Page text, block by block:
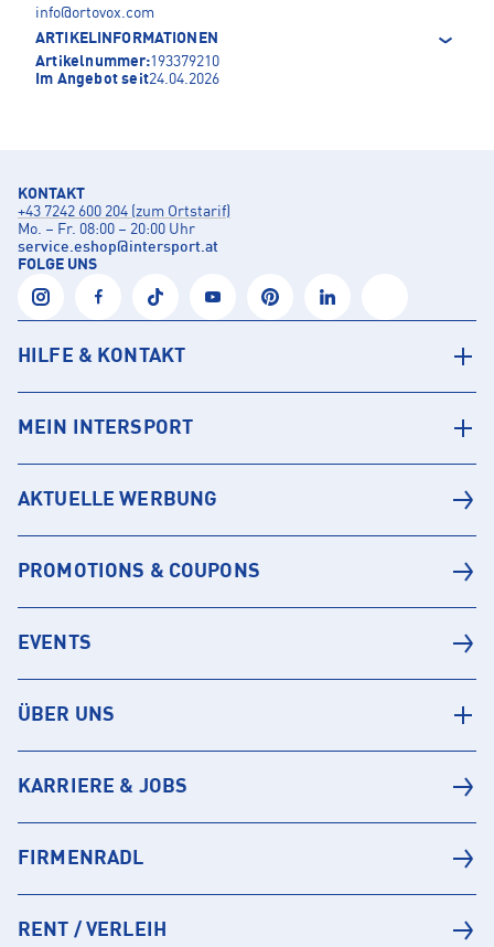
info@ortovox.com
ARTIKELINFORMATIONEN
Artikelnummer:193379210
Im Angebot seit24.04.2026
KONTAKT
+43 7242 600 204 (zum Ortstarif)
Mo. – Fr. 08:00 – 20:00 Uhr
service.eshop@intersport.at
FOLGE UNS
HILFE & KONTAKT
MEIN INTERSPORT
AKTUELLE WERBUNG
PROMOTIONS & COUPONS
EVENTS
ÜBER UNS
KARRIERE & JOBS
FIRMENRADL
RENT / VERLEIH